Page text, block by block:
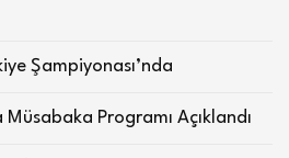
Şampiyonası’nda
Programı Açıklandı